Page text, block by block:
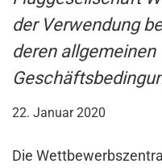
der Verwendung
deren allgemeinen
22. Januar 2020
Die